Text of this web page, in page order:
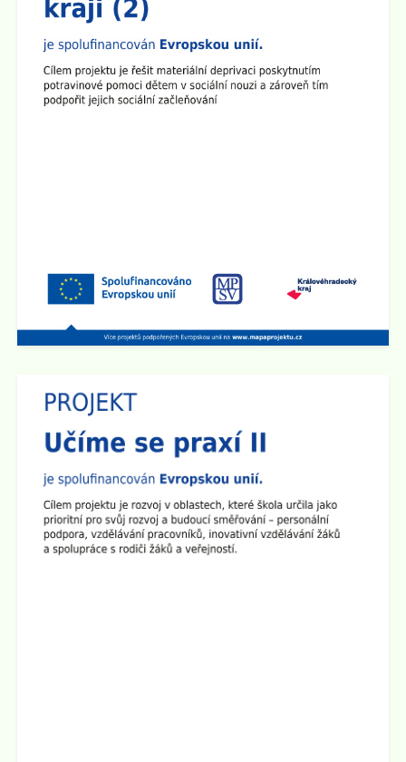
Zveřejněno: 8.9.2025
Plenární schůze SRPŠ
Dne 15.9. 2025 v 15:30 hod se v učebně 8.A na 2.
stupni školy koná Plenární schůze SRPŠ.
Schůzka pro rodiče budoucích prvňáčků
Rodičovská schůzka se uskuteční v úterý 3.6. 2025 v
15:30 hod v učebně 2.B na 1. stupni školy.
Den otevřených dveří na 2. stupni školy
Dne 29.4. od 15:00 do 17:30 hod zveme všechny
rodiče a přátele školy naDen otevřených dveří na 2.
stupni
. Ve třídách budou připraveny různé prezentace a
ukázky pomůcek. Den otevřených dveří chceme
zakončit společným opékáním na školním dvoře.
Všichni jste srdečně zváni!